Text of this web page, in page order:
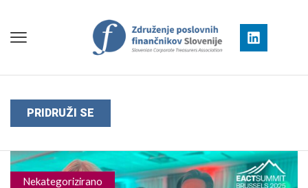
PRIDRUŽI SE
Nekategorizirano